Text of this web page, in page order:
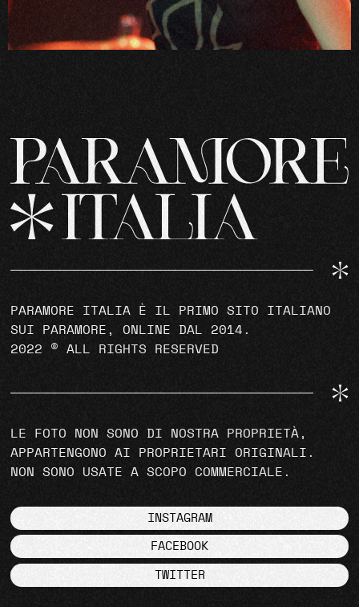
PARAMORE ITALIA È IL PRIMO SITO ITALIANO
SUI PARAMORE, ONLINE DAL 2014.
2022 © ALL RIGHTS RESERVED
LE FOTO NON SONO DI NOSTRA PROPRIETÀ,
APPARTENGONO AI PROPRIETARI ORIGINALI.
NON SONO USATE A SCOPO COMMERCIALE.
INSTAGRAM
FACEBOOK
TWITTER